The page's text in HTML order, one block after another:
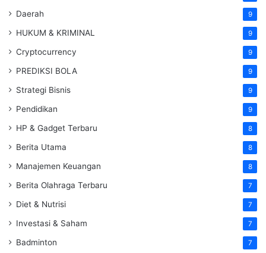
Daerah 9
HUKUM & KRIMINAL 9
Cryptocurrency 9
PREDIKSI BOLA 9
Strategi Bisnis 9
Pendidikan 9
HP & Gadget Terbaru 8
Berita Utama 8
Manajemen Keuangan 8
Berita Olahraga Terbaru 7
Diet & Nutrisi 7
Investasi & Saham 7
Badminton 7